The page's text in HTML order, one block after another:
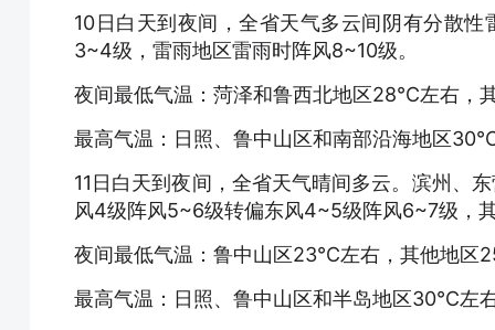
10日白天到夜间，全省天气多云间阴有分散
3~4级，雷雨地区雷雨时阵风8~10级。
夜间最低气温：菏泽和鲁西北地区28℃左右，
最高气温：日照、鲁中山区和南部沿海地区
11日白天到夜间，全省天气晴间多云。滨州、
风4级阵风5~6级转偏东风4~5级阵风6~7级，
夜间最低气温：鲁中山区23℃左右，其他地区
最高气温：日照、鲁中山区和半岛地区30℃左